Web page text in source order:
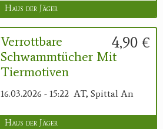
Haus der Jäger
4,90 €
Verrottbare
Schwammtücher Mit
Tiermotiven
16.03.2026 - 15:22 AT, Spittal An
Haus der Jäger